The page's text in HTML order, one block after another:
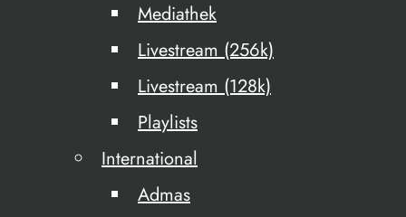
Mediathek
Livestream (256k)
Livestream (128k)
Playlists
International
Admas